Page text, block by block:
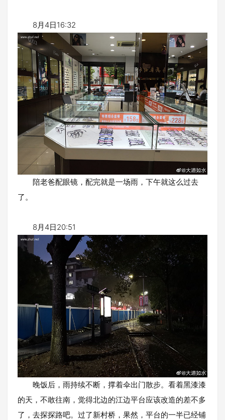
8月4日16:32
陪老爸配眼镜，配完就是一场雨，下午就这么过去
了。
8月4日20:51
晚饭后，雨持续不断，撑着伞出门散步。看着黑漆漆
的天，不敢往南，觉得北边的江边平台应该改造的差不多
了，去探探路吧。过了新村桥，果然，平台的一半已经铺